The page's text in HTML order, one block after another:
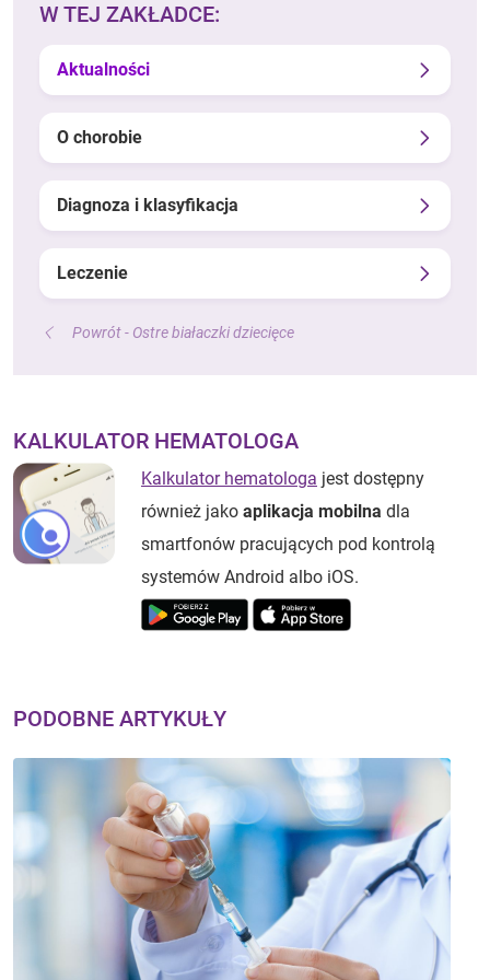
W TEJ ZAKŁADCE:
Aktualności
O chorobie
Diagnoza i klasyfikacja
Leczenie
Powrót - Ostre białaczki dziecięce
KALKULATOR HEMATOLOGA
Kalkulator hematologa jest dostępny
również jako aplikacja mobilna dla
smartfonów pracujących pod kontrolą
systemów Android albo iOS.
PODOBNE ARTYKUŁY